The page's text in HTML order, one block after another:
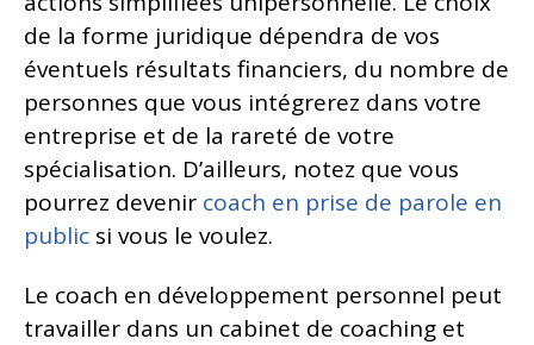
de la forme juridique dépendra de vos
éventuels résultats financiers, du nombre de
personnes que vous intégrerez dans votre
entreprise et de la rareté de votre
spécialisation. D’ailleurs, notez que vous
pourrez devenir coach en prise de parole en
public si vous le voulez.
Le coach en développement personnel peut
travailler dans un cabinet de coaching et